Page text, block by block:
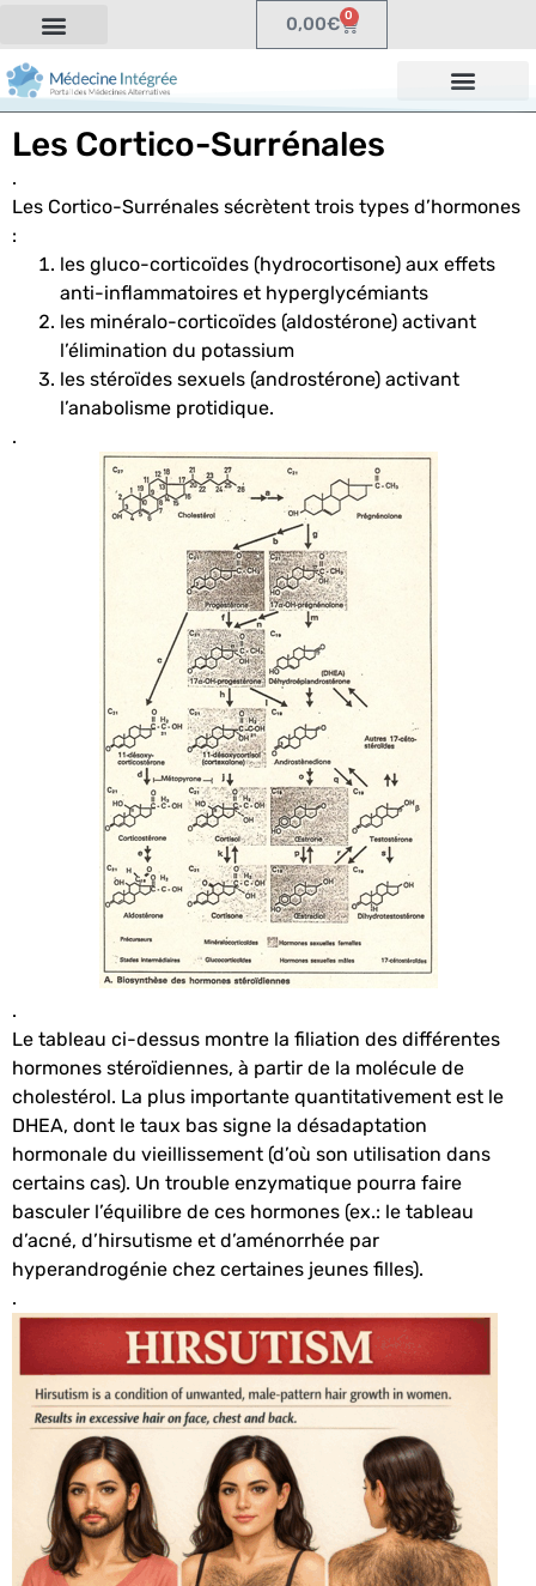
0,00€ 0
Les Cortico-Surrénales
.
Les Cortico-Surrénales sécrètent trois types d’hormones
:
les gluco-corticoïdes (hydrocortisone) aux effets
anti-inflammatoires et hyperglycémiants
les minéralo-corticoïdes (aldostérone) activant
l’élimination du potassium
les stéroïdes sexuels (androstérone) activant
l’anabolisme protidique.
.
.
Le tableau ci-dessus montre la filiation des différentes
hormones stéroïdiennes, à partir de la molécule de
cholestérol. La plus importante quantitativement est le
DHEA, dont le taux bas signe la désadaptation
hormonale du vieillissement (d’où son utilisation dans
certains cas). Un trouble enzymatique pourra faire
basculer l’équilibre de ces hormones (ex.: le tableau
d’acné, d’hirsutisme et d’aménorrhée par
hyperandrogénie chez certaines jeunes filles).
.